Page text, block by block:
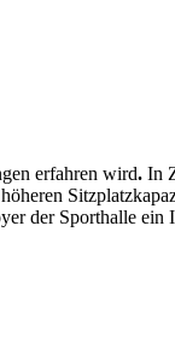
erfahren wird. In
der Sporthalle ein